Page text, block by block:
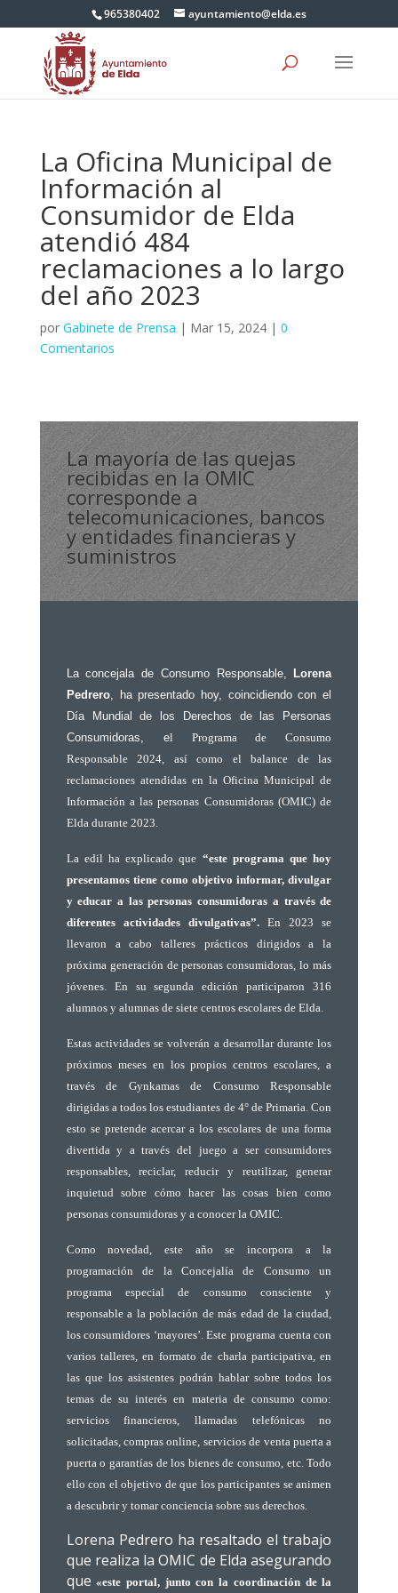
965380402 ayuntamiento@elda.es
La Oficina Municipal de
Información al
Consumidor de Elda
atendió 484
reclamaciones a lo largo
del año 2023
por Gabinete de Prensa | Mar 15, 2024| 0
Comentarios
La mayoría de las quejas
recibidas en la OMIC
corresponde a
telecomunicaciones, bancos
y entidades financieras y
suministros
La concejala de Consumo Responsable,
Lorena
Pedrero, ha presentado hoy, coincidiendo con el
Día Mundial de los Derechos de las Personas
Consumidoras, el Programa de Consumo
Responsable 2024, así como el balance de las
reclamaciones atendidas en la Oficina Municipal de
Información a las personas Consumidoras (OMIC) de
Elda durante 2023.
La edil ha explicado que “este programa que hoy
presentamos tiene como objetivo informar, divulgar
y educar a las personas consumidoras a través de
diferentes actividades divulgativas”.En 2023 se
llevaron a cabo talleres prácticos dirigidos a la
próxima generación de personas consumidoras, lo más
jóvenes. En su segunda edición participaron 316
alumnos y alumnas de siete centros escolares de Elda.
Estas actividades se volverán a desarrollar durante los
próximos meses en los propios centros escolares, a
través de Gynkamas de Consumo Responsable
dirigidas a todos los estudiantes de 4° de Primaria. Con
esto se pretende acercar a los escolares de una forma
divertida y a través del juego a ser consumidores
responsables, reciclar, reducir y reutilizar, generar
inquietud sobre cómo hacer las cosas bien como
personas consumidoras y a conocer la OMIC.
Como novedad, este año se incorpora a la
programación de la Concejalía de Consumo un
programa especial de consumo consciente y
responsable a la población de más edad de la ciudad,
los consumidores ‘mayores’. Este programa cuenta con
varios talleres, en formato de charla participativa, en
las que los asistentes podrán hablar sobre todos los
temas de su interés en materia de consumo como:
servicios financieros, llamadas telefónicas no
solicitadas, compras online, servicios de venta puerta a
puerta o garantías de los bienes de consumo, etc. Todo
ello con el objetivo de que los participantes se animen
a descubrir y tomar conciencia sobre sus derechos.
Lorena Pedrero ha resaltado el trabajo
que realiza la OMIC de Elda asegurando
que «este portal, junto con la coordinación de la